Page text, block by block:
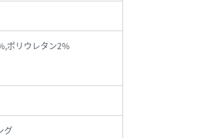
ポリウレタン2%
グ